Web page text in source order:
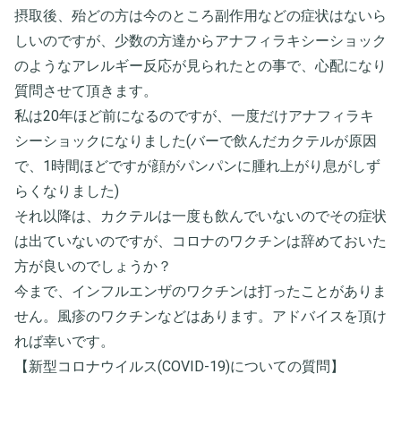
摂取後、殆どの方は今のところ副作用などの症状はないら
しいのですが、少数の方達からアナフィラキシーショック
のようなアレルギー反応が見られたとの事で、心配になり
質問させて頂きます。
私は20年ほど前になるのですが、一度だけアナフィラキ
シーショックになりました(バーで飲んだカクテルが原因
で、1時間ほどですが顔がパンパンに腫れ上がり息がしず
らくなりました)
それ以降は、カクテルは一度も飲んでいないのでその症状
は出ていないのですが、コロナのワクチンは辞めておいた
方が良いのでしょうか？
今まで、インフルエンザのワクチンは打ったことがありま
せん。風疹のワクチンなどはあります。アドバイスを頂け
れば幸いです。
【新型コロナウイルス(COVID-19)についての質問】